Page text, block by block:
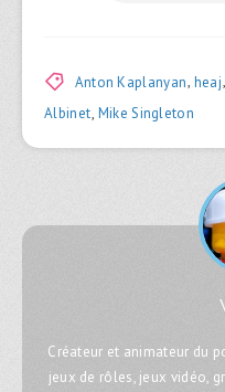
Anton Kaplanyan, heaj,
Albinet, Mike Singleton
Créateur et animateur du
jeux de rôles, jeux vidéo,